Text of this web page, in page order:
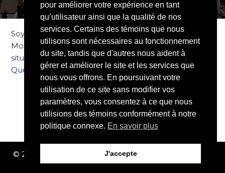
Soyez bienvenus à l’Église Communautaire
Mosaïque. Notre église chrétienne évangélique est
située dans le quartier Saint-Sauveur dans la ville de
Québec.
Suivez-nous sur les médias sociaux
© 2026 Église communautaire Mosaïque. Tous droits
réservés.Politique de confidentialité.
pour améliorer votre expérience en tant
qu’utilisateur ainsi que la qualité de nos
services. Certains des témoins que nous
utilisons sont nécessaires au fonctionnement
du site, tandis que d'autres nous aident à
gérer et améliorer le site et les services que
nous vous offrons. En poursuivant votre
utilisation de ce site sans modifier vos
paramètres, vous consentez à ce que nous
utilisions des témoins conformément à notre
politique connexe. En savoir plus
J'accepte